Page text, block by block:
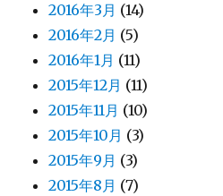
2016年3月 (14)
2016年2月 (5)
2016年1月 (11)
2015年12月 (11)
2015年11月 (10)
2015年10月 (3)
2015年9月 (3)
2015年8月 (7)